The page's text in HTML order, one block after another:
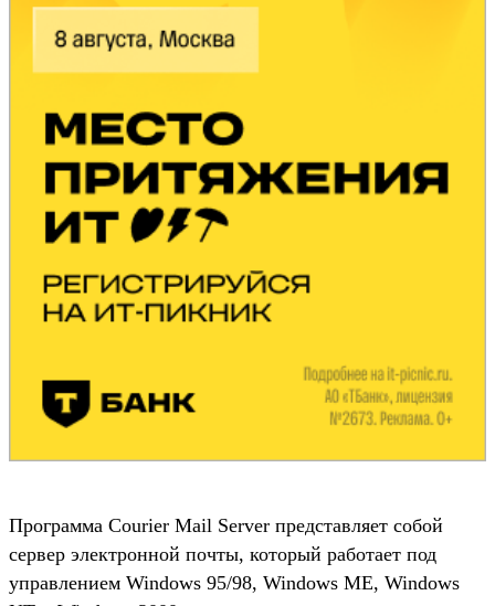
Программа Courier Mail Server представляет собой
сервер электронной почты, который работает под
управлением Windows 95/98, Windows ME, Windows